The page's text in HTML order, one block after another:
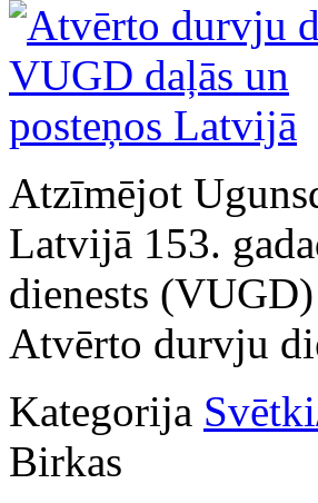
Atzīmējot
Latvijā 153.
dienests
Atvērto durvju
Kategorija
Birkas